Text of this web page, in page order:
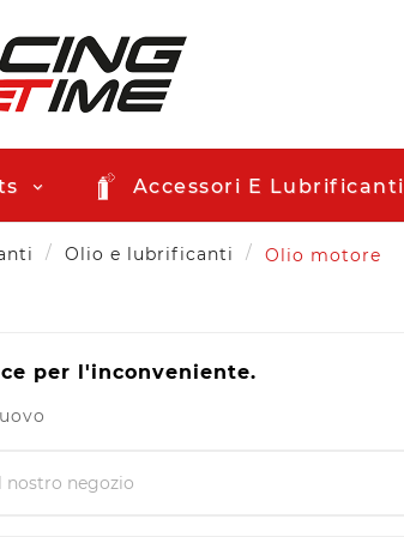
Accessori E Lubrificanti
Olio e lubrificanti Olio motore
per l'inconveniente.